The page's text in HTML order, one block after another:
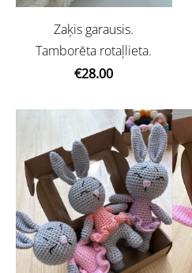
Zaķis garausis.
Tamborēta rotaļlieta.
€28.00